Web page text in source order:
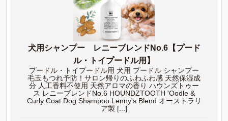
犬用シャンプー レニーブレンドNo.6【プード
ル・トイプードル用】
プードル・トイプードル用 犬用 プードル シャンプー
毛玉もつれ予防！サロン帰りのふわふわ感 天然保湿成
分 人工香料不使用 天然アロマの香り ハウンズトゥー
ス レニーブレンドNo.6 HOUNDZTOOTH 'Oodle &
Curly Coat Dog Shampoo Lenny's Blend オーストラリ
ア製 [...]